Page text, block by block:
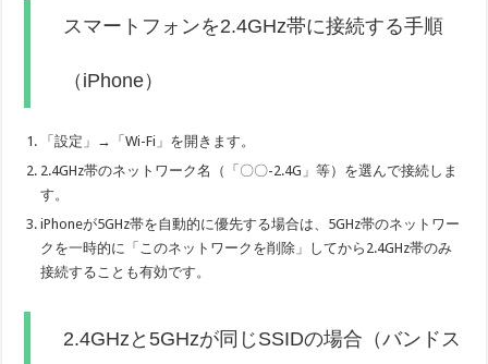
スマートフォンを2.4GHz帯に接続する手順
（iPhone）
「設定」→「Wi-Fi」を開きます。
2.4GHz帯のネットワーク名（「〇〇-2.4G」等）を選んで接続しま
す。
iPhoneが5GHz帯を自動的に優先する場合は、5GHz帯のネットワー
クを一時的に「このネットワークを削除」してから2.4GHz帯のみ
接続することも有効です。
2.4GHzと5GHzが同じSSIDの場合（バンドス